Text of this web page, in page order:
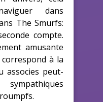
dans
The Smurfs:
compte.
amusante
à la
associes peut-